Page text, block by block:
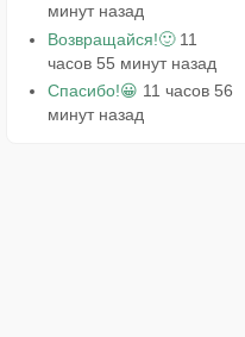
минут назад
Возвращайся!🙂 11
часов 55 минут назад
Спасибо!😀 11 часов 56
минут назад